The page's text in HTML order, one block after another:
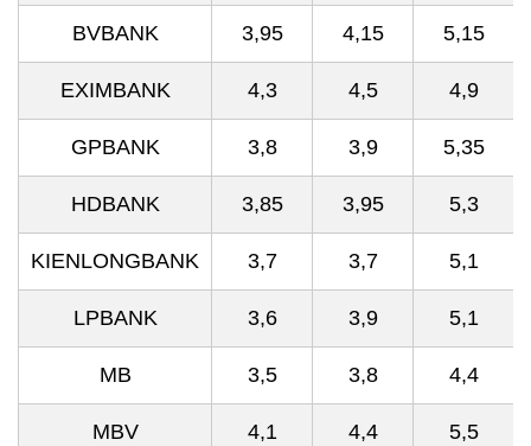
BVBANK 3,95 4,15 5,15
EXIMBANK 4,3 4,5 4,9
GPBANK 3,8 3,9 5,35
HDBANK 3,85 3,95 5,3
KIENLONGBANK 3,7 3,7 5,1
LPBANK 3,6 3,9 5,1
MB 3,5 3,8 4,4
MBV 4,1 4,4 5,5